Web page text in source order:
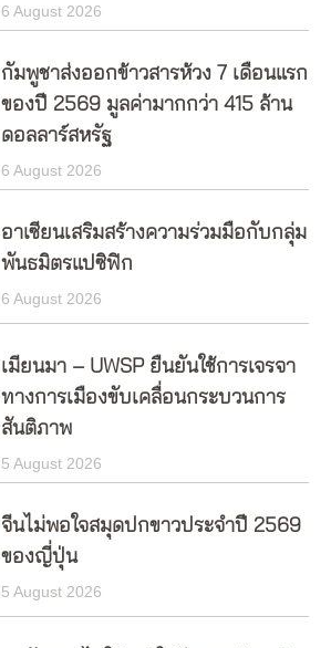
6 August 2026
กัมพูชาส่งออกข้าวสารห้วง 7 เดือนแรก
ของปี 2569 มูลค่ามากกว่า 415 ล้าน
ดอลลาร์สหรัฐ
6 August 2026
อาเซียนเสริมสร้างความร่วมมือกับกลุ่ม
พันธมิตรแปซิฟิก
6 August 2026
เมียนมา – UWSP ยืนยันใช้การเจรจา
ทางการเมืองขับเคลื่อนกระบวนการ
สันติภาพ
5 August 2026
จีนไม่พอใจสมุดปกขาวประจำปี 2569
ของญี่ปุ่น
5 August 2026